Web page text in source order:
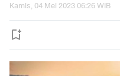
Kamis, 04 Mei 2023 06:26 WIB